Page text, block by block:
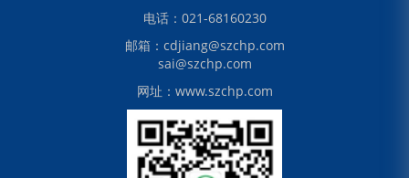
电话：021-68160230
邮箱：cdjiang@szchp.com
sai@szchp.com
网址：www.szchp.com